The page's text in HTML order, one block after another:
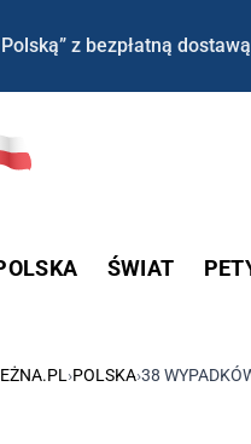
z bezpłatną
ŚWIAT
›POLSKA›38